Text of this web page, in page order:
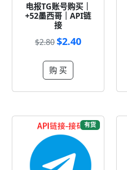
电报TG账号购买｜
+52墨西哥｜API链
接
$2.80$2.40
购 买
有货